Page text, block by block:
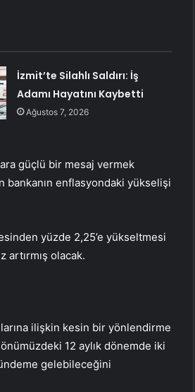
İzmit’te Silahlı Saldırı: İş
Adamı Hayatını Kaybetti
Ağustos 7, 2026
güçlü bir mesaj vermek
bankanın enflasyondaki yükselişi
yüzde 2,25’e yükseltmesi
artırmış olacak.
ilişkin kesin bir yönlendirme
12 aylık dönemde iki
gelebileceğini